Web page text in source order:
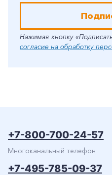
Нажимая кнопку
согласие на обработку
+7-800-700-24-57
Многоканальный телефон
+7-495-785-09-37